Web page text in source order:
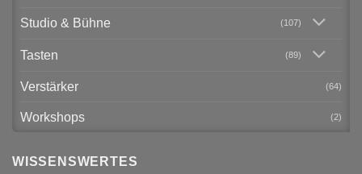
Studio & Bühne (107)
Tasten (89)
Verstärker (64)
Workshops (2)
WISSENSWERTES